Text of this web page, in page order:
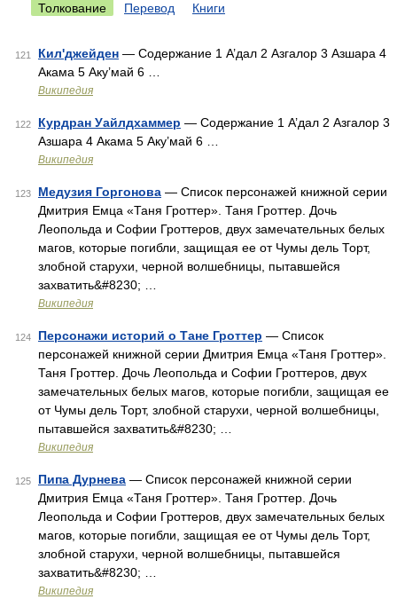
Толкование Перевод Книги
121 Кил'джейден — Содержание 1 А’дал 2 Азгалор 3 Азшара 4
Акама 5 Аку’май 6 …
Википедия
122 Курдран Уайлдхаммер — Содержание 1 А’дал 2 Азгалор 3
Азшара 4 Акама 5 Аку’май 6 …
Википедия
123 Медузия Горгонова — Список персонажей книжной серии
Дмитрия Емца «Таня Гроттер». Таня Гроттер. Дочь
Леопольда и Софии Гроттеров, двух замечательных белых
магов, которые погибли, защищая ее от Чумы дель Торт,
злобной старухи, черной волшебницы, пытавшейся
захватить&#8230; …
Википедия
124 Персонажи историй о Тане Гроттер — Список
персонажей книжной серии Дмитрия Емца «Таня Гроттер».
Таня Гроттер. Дочь Леопольда и Софии Гроттеров, двух
замечательных белых магов, которые погибли, защищая ее
от Чумы дель Торт, злобной старухи, черной волшебницы,
пытавшейся захватить&#8230; …
Википедия
125 Пипа Дурнева — Список персонажей книжной серии
Дмитрия Емца «Таня Гроттер». Таня Гроттер. Дочь
Леопольда и Софии Гроттеров, двух замечательных белых
магов, которые погибли, защищая ее от Чумы дель Торт,
злобной старухи, черной волшебницы, пытавшейся
захватить&#8230; …
Википедия